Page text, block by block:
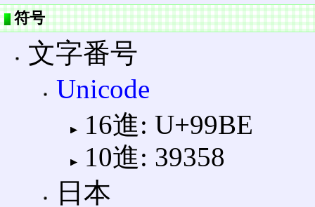
符号
文字番号
Unicode
16進: U+99BE
10進: 39358
日本